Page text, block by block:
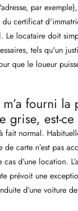
par
du certificat
Le locataire doit
tels qu'un
que le loueur
fourni la
grise, est-
fait normal.
carte n’est pas
d’une location.
prévoit une
d’une voiture